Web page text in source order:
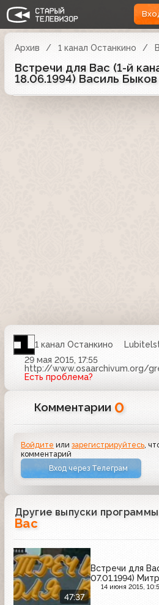
Архив 1 канал Останкино
Встречи для Вас (1-й
18.06.1994) Василь Быков
1 канал Останкино
29 мая 2015, 17:55
http://www.osaarchivum.org/
Есть проблема?
Комментарии 0
Войдите илизарегистрируйтесь ,
комментарий
Вход через Телеграм
Другие выпуски программы
Вас
47:37
Встречи для
07.01.1994)
14 июня 2015,